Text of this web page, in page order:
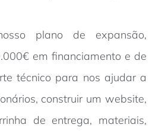
plano de expansão,
em financiamento e de
técnico para nos ajudar a
construir um website,
de entrega, materiais,